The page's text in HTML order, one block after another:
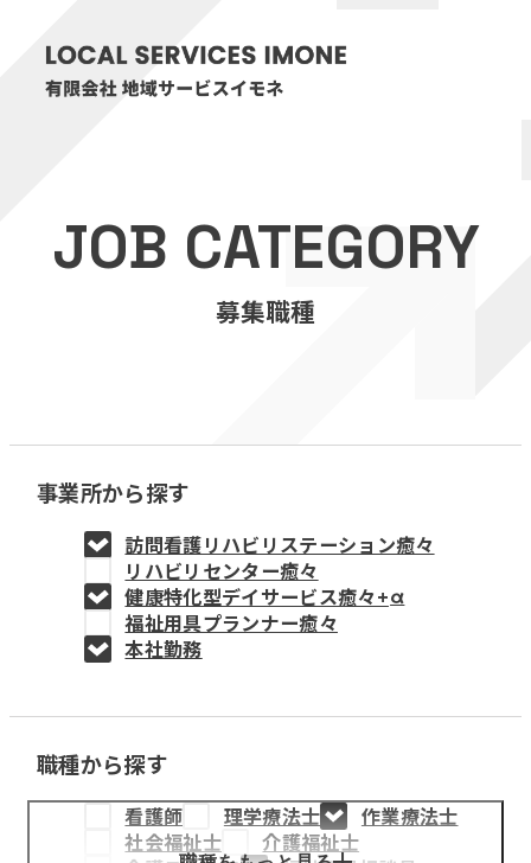
医療・介護事業
訪問看護リハビリステーション癒々
福祉用具プランナー癒々
教育事業
姫路中央こども園
姫路中央保育園
採用情報
医療・介護事業
JOB CATEGORY
募集職種
事業所から探す
訪問看護リハビリステーション癒々
リハビリセンター癒々
健康特化型デイサービス癒々+α
福祉用具プランナー癒々
本社勤務
職種から探す
看護師 理学療法士
作業療法士
社会福祉士
介護福祉士